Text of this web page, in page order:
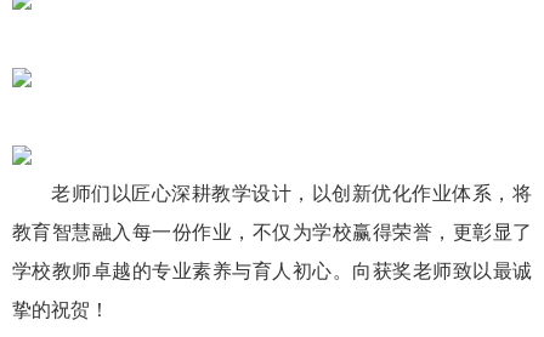
老师们以匠心深耕教学设计，以创新优化作业体系，将
教育智慧融入每一份作业，不仅为学校赢得荣誉，更彰显了
学校教师卓越的专业素养与育人初心。向获奖老师致以最诚
挚的祝贺！